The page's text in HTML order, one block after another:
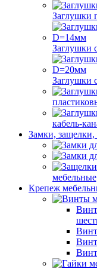
Заглушки
Заглушки
Заглушки
кабель-
Замки,
Крепеж